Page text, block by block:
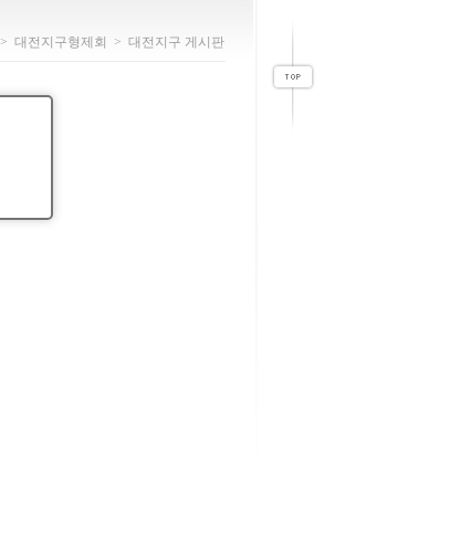
> 대전지구형제회 > 대전지구 게시판